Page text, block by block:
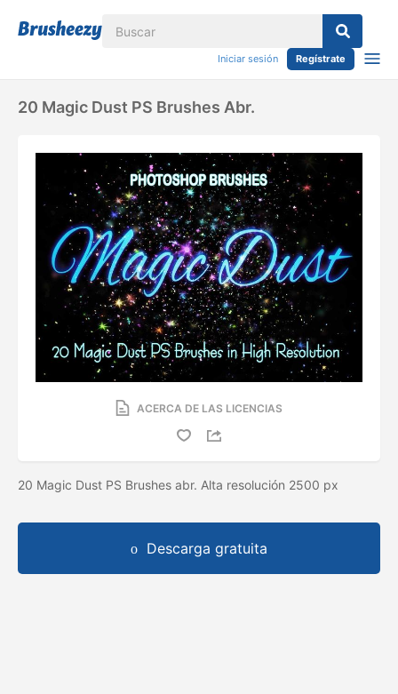
Iniciar sesión Regístrate
20 Magic Dust PS Brushes Abr.
ACERCA DE LAS LICENCIAS
20 Magic Dust PS Brushes abr. Alta resolución 2500 px
Descarga gratuita